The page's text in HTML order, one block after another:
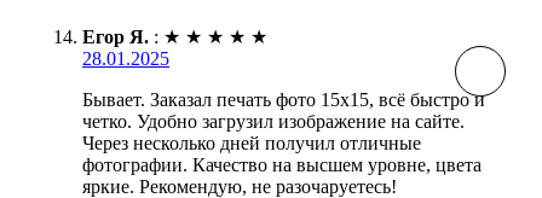
Егор Я. : ★ ★ ★ ★ ★
28.01.2025
Бывает. Заказал печать фото 15х15, всё быстро и
четко. Удобно загрузил изображение на сайте.
Через несколько дней получил отличные
фотографии. Качество на высшем уровне, цвета
яркие. Рекомендую, не разочаруетесь!